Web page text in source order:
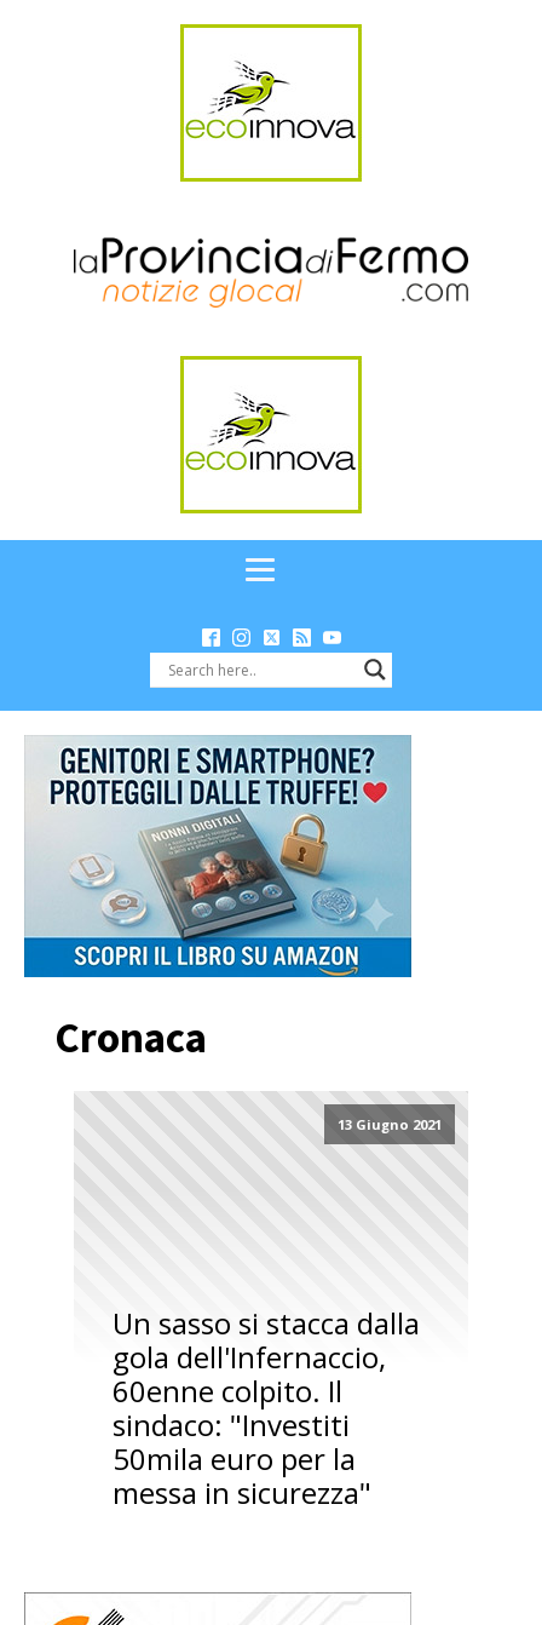
Cronaca
13 Giugno 2021
Un sasso si stacca dalla
gola dell'Infernaccio,
60enne colpito. Il
sindaco: "Investiti
50mila euro per la
messa in sicurezza"